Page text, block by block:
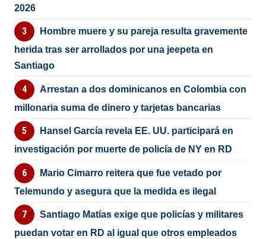
2026
Hombre muere y su pareja resulta gravemente
herida tras ser arrollados por una jeepeta en
Santiago
Arrestan a dos dominicanos en Colombia con
millonaria suma de dinero y tarjetas bancarias
Hansel García revela EE. UU. participará en
investigación por muerte de policía de NY en RD
Mario Cimarro reitera que fue vetado por
Telemundo y asegura que la medida es ilegal
Santiago Matías exige que policías y militares
puedan votar en RD al igual que otros empleados